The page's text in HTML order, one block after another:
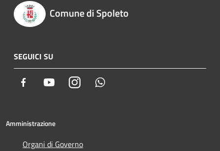
Comune di Spoleto
SEGUICI SU
Facebook YoutubeInstagram
Amministrazione
Organi di Governo